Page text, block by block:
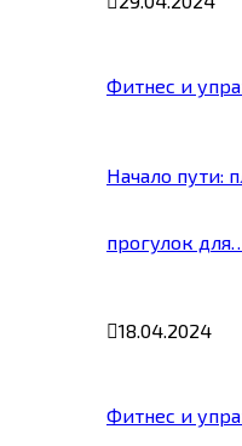
Фитнес и
Начало пути:
прогулок
18.04.2024
Фитнес и